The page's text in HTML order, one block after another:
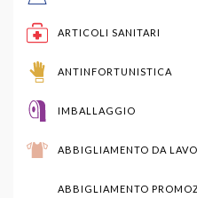
ARTICOLI SANITARI
ANTINFORTUNISTICA
IMBALLAGGIO
ABBIGLIAMENTO DA
ABBIGLIAMENTO